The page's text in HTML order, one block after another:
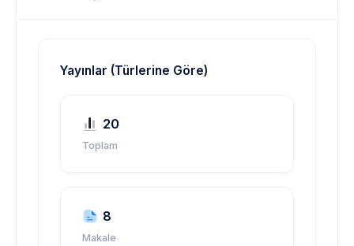
Yayınlar (Türlerine Göre)
20
Toplam
8
Makale